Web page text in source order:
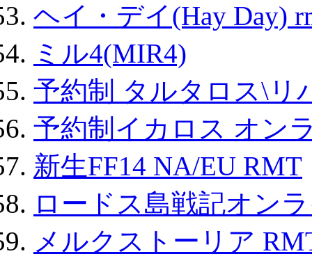
ヘイ・デイ(Hay Day)
ミル4(MIR4)
予約制 タルタロス\リ
予約制イカロス オン
新生FF14 NA/EU RMT
ロードス島戦記オン
メルクストーリア